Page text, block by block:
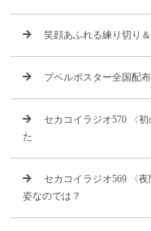
笑顔あふれる練り切り
プペルポスター全国配布
セカコイラジオ570 〈
た
セカコイラジオ569 〈
姿なのでは？